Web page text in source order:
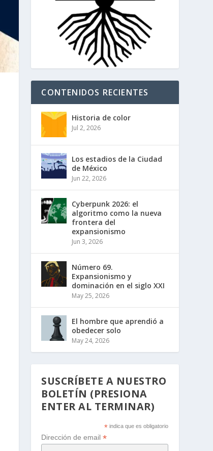
CONTENIDOS RECIENTES
Historia de color
Jul 2, 2026
Los estadios de la Ciudad
de México
Jun 22, 2026
Cyberpunk 2026: el
algoritmo como la nueva
frontera del
expansionismo
Jun 3, 2026
Número 69.
Expansionismo y
dominación en el siglo XXI
May 25, 2026
El hombre que aprendió a
obedecer solo
May 24, 2026
SUSCRÍBETE A NUESTRO
BOLETÍN (PRESIONA
ENTER AL TERMINAR)
* indica que es obligatorio
Dirección de email*